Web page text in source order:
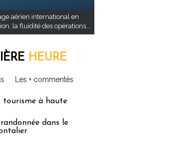
aérien international en
la fluidité des opérations...
HEURE
Les + commentés
tourisme à haute
dans le